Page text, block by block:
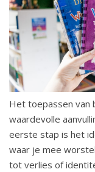
Het toepassen van
waardevolle
eerste stap is het
waar je mee
tot verlies of